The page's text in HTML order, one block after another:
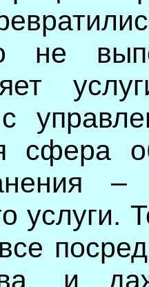
не
сфера
услуги.
и